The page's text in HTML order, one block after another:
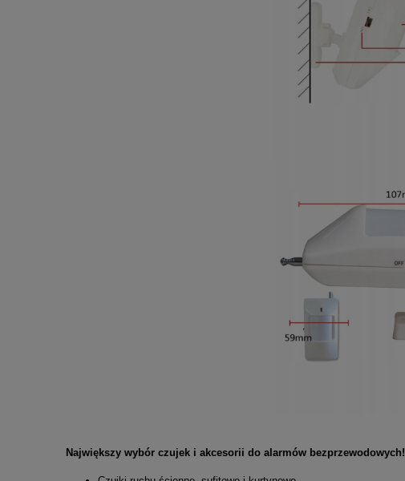
Największy wybór czujek i akcesorii do alarmów bezprzewodowych!